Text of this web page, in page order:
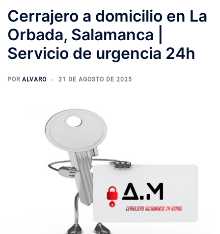
Cerrajero a domicilio en La
Orbada, Salamanca |
Servicio de urgencia 24h
POR ALVARO 21 DE AGOSTO DE 2025